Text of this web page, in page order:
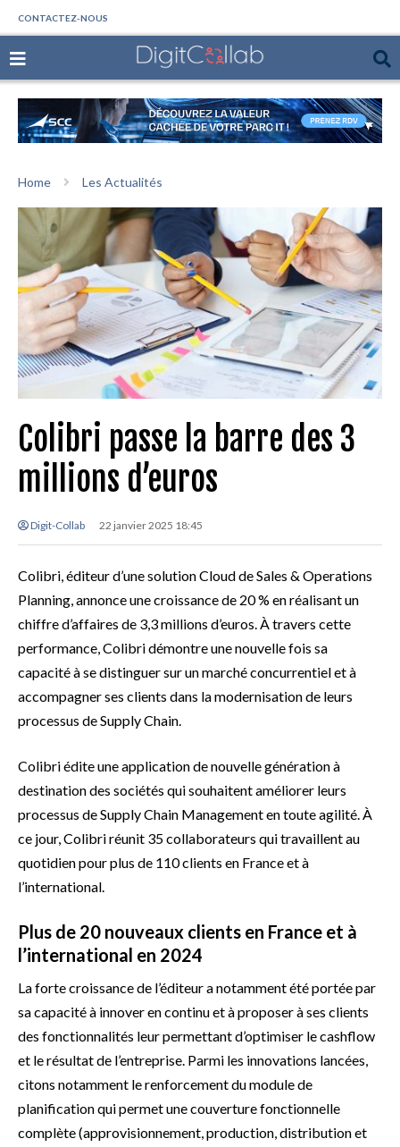
CONTACTEZ-NOUS
Home Les Actualités
Colibri passe la barre des 3
millions d’euros
Digit-Collab 22 janvier 2025 18:45
Colibri, éditeur d’une solution Cloud de Sales & Operations
Planning, annonce une croissance de 20 % en réalisant un
chiffre d’affaires de 3,3 millions d’euros. À travers cette
performance, Colibri démontre une nouvelle fois sa
capacité à se distinguer sur un marché concurrentiel et à
accompagner ses clients dans la modernisation de leurs
processus de Supply Chain.
Colibri édite une application de nouvelle génération à
destination des sociétés qui souhaitent améliorer leurs
processus de Supply Chain Management en toute agilité. À
ce jour, Colibri réunit 35 collaborateurs qui travaillent au
quotidien pour plus de 110 clients en France et à
l’international.
Plus de 20 nouveaux clients en France et à
l’international en 2024
La forte croissance de l’éditeur a notamment été portée par
sa capacité à innover en continu et à proposer à ses clients
des fonctionnalités leur permettant d’optimiser le cashflow
et le résultat de l’entreprise. Parmi les innovations lancées,
citons notamment le renforcement du module de
planification qui permet une couverture fonctionnelle
complète (approvisionnement, production, distribution et